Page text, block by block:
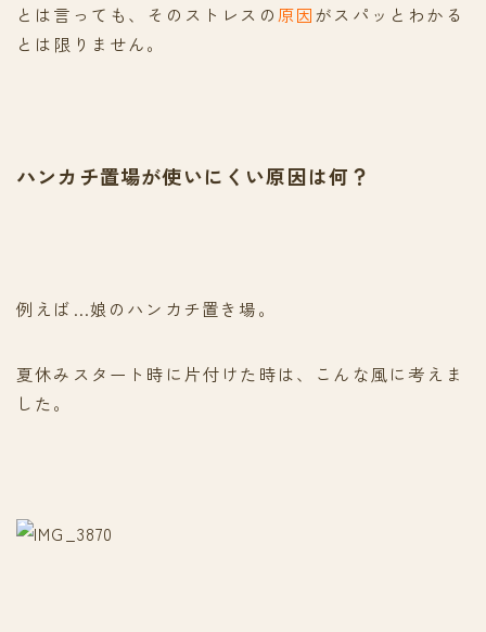
とは言っても、そのストレスの 原因がスパッとわかる
とは限りません。
ハンカチ置場が使いにくい原因は何？
例えば…娘のハンカチ置き場。
夏休みスタート時に片付けた時は、こんな風に考えま
した。